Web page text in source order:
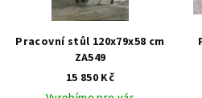
Pracovní stůl 120x79x58 cm
ZA549
15 850 Kč